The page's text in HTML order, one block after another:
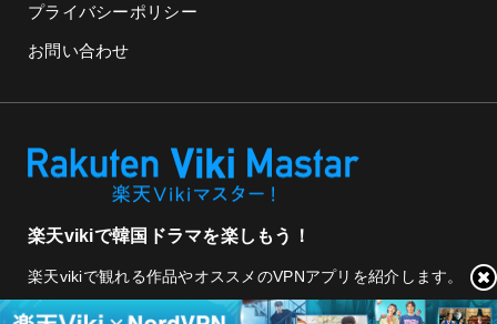
プライバシーポリシー
お問い合わせ
楽天vikiで韓国ドラマを楽しもう！
楽天vikiで観れる作品やオススメのVPNアプリを紹介します。